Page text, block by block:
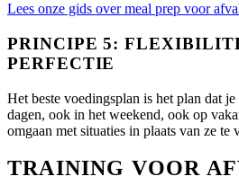
Lees onze gids over meal prep voor
PRINCIPE 5:
PERFECTIE
Het beste voedingsplan is het plan dat
dagen, ook in het weekend, ook op
omgaan met situaties in plaats van ze te
TRAINING VOOR